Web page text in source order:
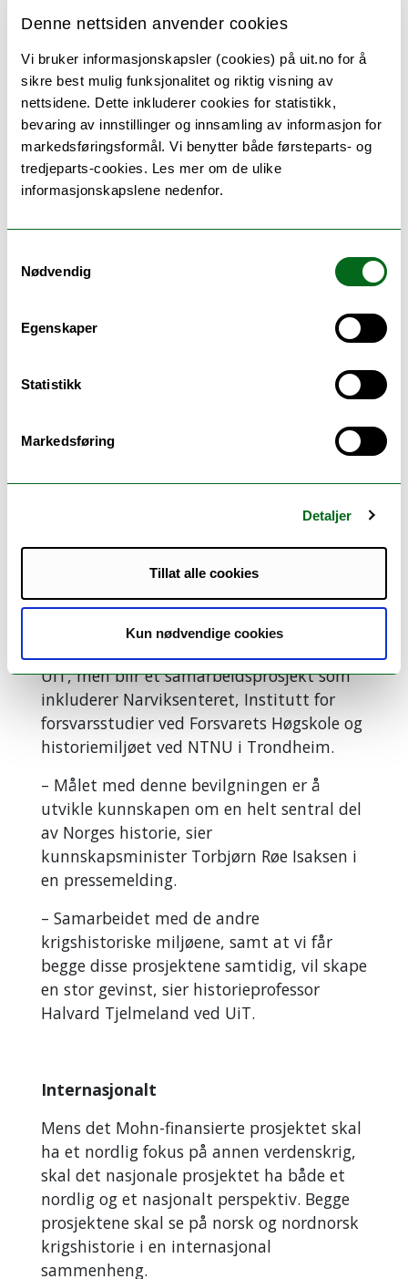
Denne nettsiden anvender cookies
Vi bruker informasjonskapsler (cookies) på uit.no for å
sikre best mulig funksjonalitet og riktig visning av
nettsidene. Dette inkluderer cookies for statistikk,
bevaring av innstillinger og innsamling av informasjon for
markedsføringsformål. Vi benytter både førsteparts- og
tredjeparts-cookies. Les mer om de ulike
informasjonskapslene nedenfor.
Nødvendig
Egenskaper
Statistikk
Markedsføring
Detaljer
Tillat alle cookies
Kun nødvendige cookies
– De fire millionene Mohn bidrar med er
avgjørende for videre drift av prosjektet og
at fortellingen om krigen i nord kommer
ut i bokform om cirka fire år, sier
instituttleder Fredrik Fagertun.
Narviksenteret
Den nye satsingen på den
norske krigshistorien blir et
inkluderer blant andre Hans
Foto: Stig Brøndbo
forskningsprosjektet har en totalramme
Norges forskningsråd. Historieprosjektet er
unikt i norsk sammenheng i både omfang
og organisering. Prosjektet vil ha sin
UiT, men blir et samarbeidsprosjekt som
inkluderer Narviksenteret, Institutt for
forsvarsstudier ved Forsvarets Høgskole og
historiemiljøet ved NTNU i Trondheim.
– Målet med denne bevilgningen er å
utvikle kunnskapen om en helt sentral del
av Norges historie, sier
kunnskapsminister Torbjørn Røe Isaksen i
en pressemelding.
– Samarbeidet med de andre
krigshistoriske miljøene, samt at vi får
begge disse prosjektene samtidig, vil skape
en stor gevinst, sier historieprofessor
Halvard Tjelmeland ved UiT.
Internasjonalt
Mens det Mohn-finansierte prosjektet skal
ha et nordlig fokus på annen verdenskrig,
skal det nasjonale prosjektet ha både et
nordlig og et nasjonalt perspektiv. Begge
prosjektene skal se på norsk og nordnorsk
krigshistorie i en internasjonal
sammenheng.